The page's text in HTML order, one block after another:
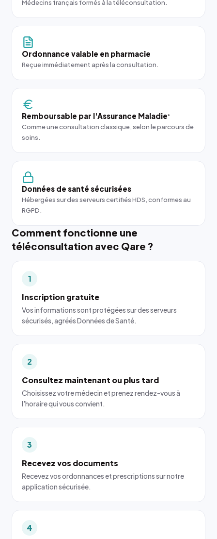
Médecins français formés à la téléconsultation.
Ordonnance valable en pharmacie
Reçue immédiatement après la consultation.
Remboursable par l'Assurance Maladie*
Comme une consultation classique, selon le parcours de
soins.
Données de santé sécurisées
Hébergées sur des serveurs certifiés HDS, conformes au
RGPD.
Comment fonctionne une
téléconsultation avec Qare ?
1
Inscription gratuite
Vos informations sont protégées sur des serveurs
sécurisés, agréés Données de Santé.
2
Consultez maintenant ou plus tard
Choisissez votre médecin et prenez rendez-vous à
l'horaire qui vous convient.
3
Recevez vos documents
Recevez vos ordonnances et prescriptions sur notre
application sécurisée.
4